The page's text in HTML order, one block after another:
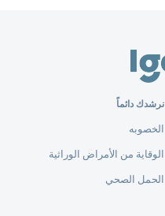
نرشدك دائماً
الخصوبه
الوقاية من الأمراض الوراثية
الحمل الصحي